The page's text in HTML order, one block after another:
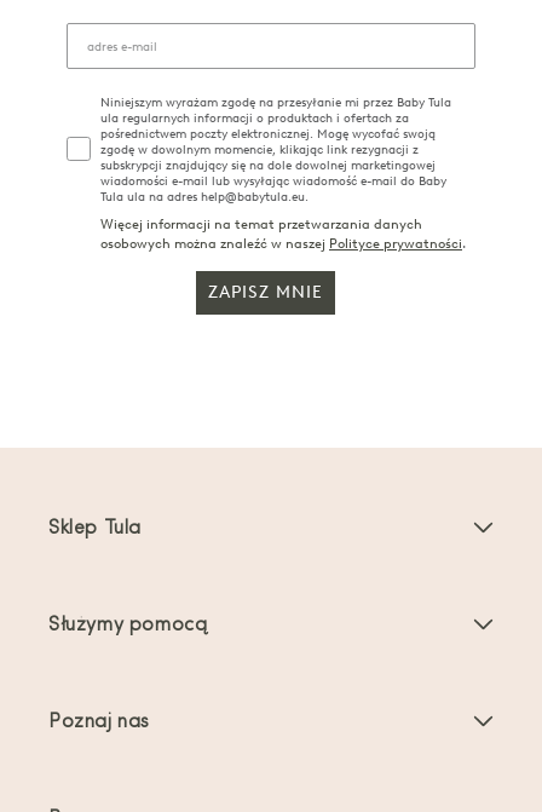
Niniejszym wyrażam zgodę na przesyłanie mi przez Baby Tula
ula regularnych informacji o produktach i ofertach za
pośrednictwem poczty elektronicznej. Mogę wycofać swoją
zgodę w dowolnym momencie, klikając link rezygnacji z
subskrypcji znajdujący się na dole dowolnej marketingowej
wiadomości e-mail lub wysyłając wiadomość e-mail do Baby
Tula ula na adres help@babytula.eu.
Więcej informacji na temat przetwarzania danych
osobowych można znaleźć w naszej Polityce prywatności.
ZAPISZ MNIE
Sklep Tula
Służymy pomocą
Poznaj nas